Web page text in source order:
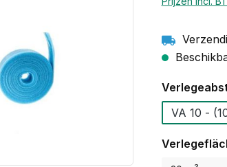
Selecteer
VA
Selecteer